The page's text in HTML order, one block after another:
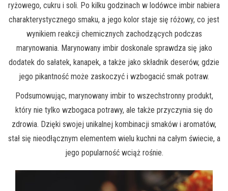
ryżowego, cukru i soli. Po kilku godzinach w lodówce imbir nabiera
charakterystycznego smaku, a jego kolor staje się różowy, co jest
wynikiem reakcji chemicznych zachodzących podczas
marynowania. Marynowany imbir doskonale sprawdza się jako
dodatek do sałatek, kanapek, a także jako składnik deserów, gdzie
jego pikantność może zaskoczyć i wzbogacić smak potraw.
Podsumowując, marynowany imbir to wszechstronny produkt,
który nie tylko wzbogaca potrawy, ale także przyczynia się do
zdrowia. Dzięki swojej unikalnej kombinacji smaków i aromatów,
stał się nieodłącznym elementem wielu kuchni na całym świecie, a
jego popularność wciąż rośnie.